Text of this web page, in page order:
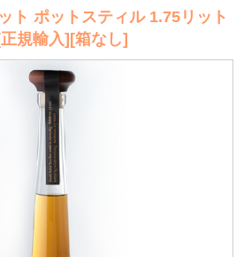
ト ポットスティル 1.75リット
規輸入][箱なし]